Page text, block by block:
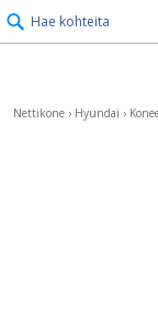
Hae kohteita
Nettikone › Hyundai ›